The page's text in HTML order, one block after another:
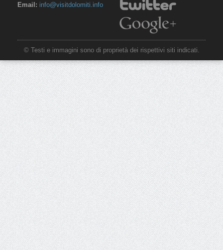
Email: info@visitdolomiti.info
© Testi e immagini sono di proprietà dei rispettivi siti indicati.